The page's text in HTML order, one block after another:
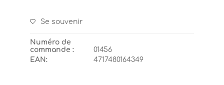
Se souvenir
Numéro de
commande :
01456
EAN:
4717480164349